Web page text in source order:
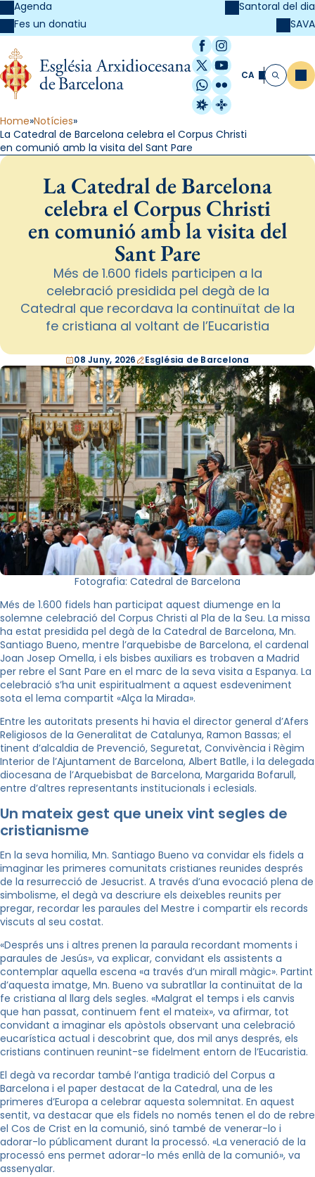
Agenda
Fes un donatiu
Santoral del dia
SAVA
Facebook
Instagram
X / Twitter
YouTube
WhatsApp
Flickr
Radio Estel
Catalunya
CA Cerca
Home Notícies
La Catedral de Barcelona celebra el Corpus Christi
en comunió amb la visita del Sant Pare
La Catedral de Barcelona
celebra el Corpus Christi
en comunió amb la visita del
Sant Pare
Més de 1.600 fidels participen a la
celebració presidida pel degà de la
Catedral que recordava la continuïtat de la
fe cristiana al voltant de l’Eucaristia
08 Juny, 2026 Església de Barcelona
Fotografia: Catedral de Barcelona
Més de 1.600 fidels han participat aquest diumenge en la
solemne celebració del Corpus Christi al Pla de la Seu. La missa
ha estat presidida pel degà de la Catedral de Barcelona, Mn.
Santiago Bueno, mentre l’arquebisbe de Barcelona, el cardenal
Joan Josep Omella, i els bisbes auxiliars es trobaven a Madrid
per rebre el Sant Pare en el marc de la seva visita a Espanya. La
celebració s’ha unit espiritualment a aquest esdeveniment
sota el lema compartit «Alça la Mirada».
Entre les autoritats presents hi havia el director general d’Afers
Religiosos de la Generalitat de Catalunya, Ramon Bassas; el
tinent d’alcaldia de Prevenció, Seguretat, Convivència i Règim
Interior de l’Ajuntament de Barcelona, Albert Batlle, i la delegada
diocesana de l’Arquebisbat de Barcelona, Margarida Bofarull,
entre d’altres representants institucionals i eclesials.
Un mateix gest que uneix vint segles de
cristianisme
En la seva homilia, Mn. Santiago Bueno va convidar els fidels a
imaginar les primeres comunitats cristianes reunides després
de la resurrecció de Jesucrist. A través d’una evocació plena de
simbolisme, el degà va descriure els deixebles reunits per
pregar, recordar les paraules del Mestre i compartir els records
viscuts al seu costat.
«Després uns i altres prenen la paraula recordant moments i
paraules de Jesús», va explicar, convidant els assistents a
contemplar aquella escena «a través d’un mirall màgic». Partint
d’aquesta imatge, Mn. Bueno va subratllar la continuïtat de la
fe cristiana al llarg dels segles. «Malgrat el temps i els canvis
que han passat, continuem fent el mateix», va afirmar, tot
convidant a imaginar els apòstols observant una celebració
eucarística actual i descobrint que, dos mil anys després, els
cristians continuen reunint-se fidelment entorn de l’Eucaristia.
El degà va recordar també l’antiga tradició del Corpus a
Barcelona i el paper destacat de la Catedral, una de les
primeres d’Europa a celebrar aquesta solemnitat. En aquest
sentit, va destacar que els fidels no només tenen el do de rebre
el Cos de Crist en la comunió, sinó també de venerar-lo i
adorar-lo públicament durant la processó. «La veneració de la
processó ens permet adorar-lo més enllà de la comunió», va
assenyalar.